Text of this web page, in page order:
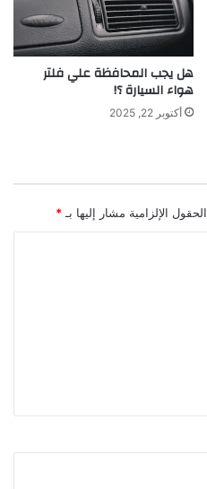
هل يجب المحافظة علي فلتر
هواء السيارة ؟!
أكتوبر 22, 2025
الحقول الإلزامية مشار إليها بـ *